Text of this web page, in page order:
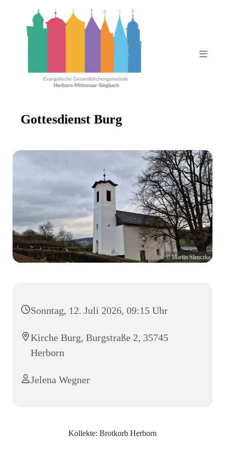
Gottesdienst Burg
© Martin Slenczka
Sonntag, 12. Juli 2026, 09:15 Uhr
Kirche Burg, Burgstraße 2, 35745
Herborn
Jelena Wegner
Kollekte: Brotkorb Herborn